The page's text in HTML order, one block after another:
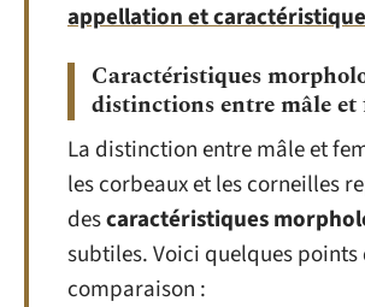
appellation et
Caractéristiques
distinctions entre mâle et
La distinction entre mâle et
les corbeaux et les corneilles
descaractéristiques
subtiles. Voici quelques points
comparaison :